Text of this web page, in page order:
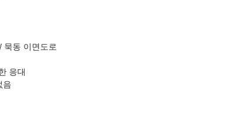
묵동 이면도로
응대
음